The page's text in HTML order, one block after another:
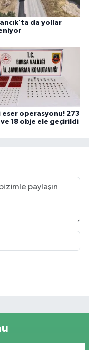
da yollar
eser operasyonu! 273
ve 18 obje ele geçirildi